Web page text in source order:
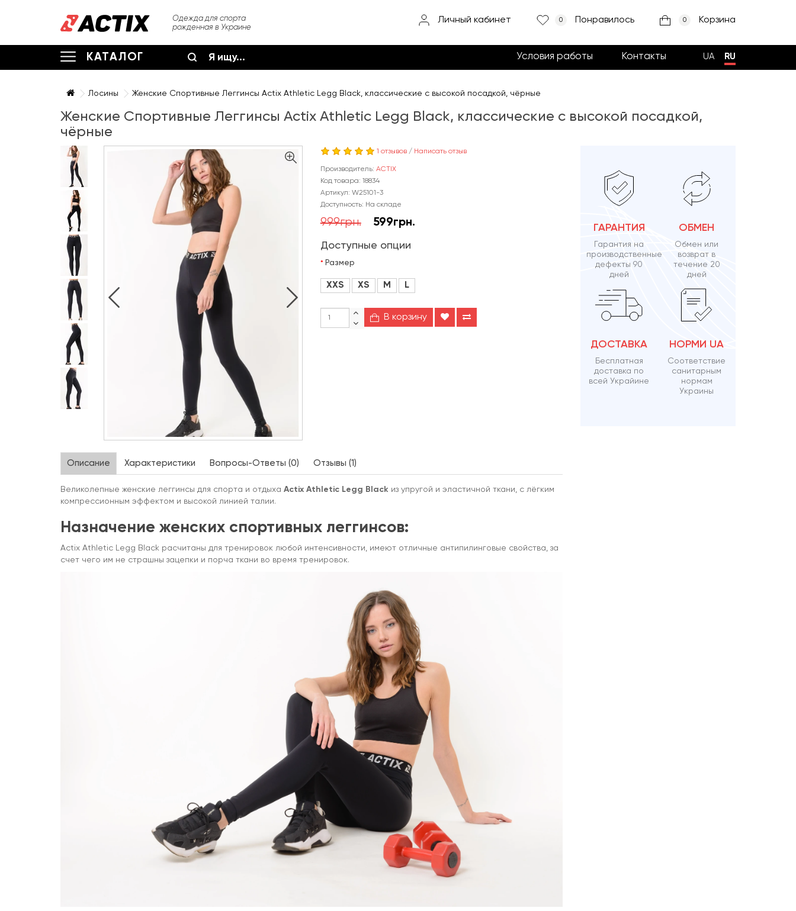
Одежда для спорта
рожденная в Украине
Личный кабинет 0 Понравилось 0 Корзина
КАТАЛОГ Условия работы Контакты UA RU
Лосины Женские Спортивные Леггинсы Actix Athletic Legg Black, классические с высокой посадкой, чёрные
Женские Спортивные Леггинсы Actix Athletic Legg Black, классические с высокой посадкой,
чёрные
1 отзывов/ Написать отзыв
Производитель: ACTIX
Код товара: 18834
Артикул: W25101-3
Доступность: На складе
999грн. 599грн.
Доступные опции
Размер
XXS XS M L
В корзину
Описание Характеристики Вопросы-Ответы (0) Отзывы (1)
Великолепные женские леггинсы для спорта и отдыха Actix Athletic Legg Black из упругой и эластичной ткани, с лёгким
компрессионным эффектом и высокой линией талии.
Назначение женских спортивных леггинсов:
Actix Athletic Legg Black расчитаны для тренировок любой интенсивности, имеют отличные антипилинговые свойства, за
счет чего им не страшны зацепки и порча ткани во время тренировок.
ГАРАНТИЯ
Гарантия на
производственные
дефекты 90
дней
ОБМЕН
Обмен или
возврат в
течение 20
дней
ДОСТАВКА
Бесплатная
доставка по
всей Украйине
НОРМИ UA
Соответствие
санитарным
нормам
Украины